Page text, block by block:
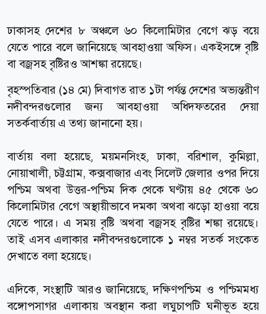
ঢাকাসহ দেশের ৮ অঞ্চলে ৬০ কিলোমিটার বেগে ঝড় বয়ে
যেতে পারে বলে জানিয়েছে আবহাওয়া অফিস। একইসঙ্গে বৃষ্টি
বা বজ্রসহ বৃষ্টিরও আশঙ্কা রয়েছে।
বৃহস্পতিবার (১৪ মে) দিবাগত রাত ১টা পর্যন্ত দেশের অভ্যন্তরীণ
নদীবন্দরগুলোর জন্য আবহাওয়া অধিদফতরের দেয়া
সতর্কবার্তায় এ তথ্য জানানো হয়।
বার্তায় বলা হয়েছে, ময়মনসিংহ, ঢাকা, বরিশাল, কুমিল্লা,
নোয়াখালী, চট্টগ্রাম, কক্সবাজার এবং সিলেট জেলার ওপর দিয়ে
পশ্চিম অথবা উত্তর-পশ্চিম দিক থেকে ঘণ্টায় ৪৫ থেকে ৬০
কিলোমিটার বেগে অস্থায়ীভাবে দমকা অথবা ঝড়ো হাওয়া বয়ে
যেতে পারে। এ সময় বৃষ্টি অথবা বজ্রসহ বৃষ্টির শঙ্কা রয়েছে।
তাই এসব এলাকার নদীবন্দরগুলোকে ১ নম্বর সতর্ক সংকেত
দেখাতে বলা হয়েছে।
এদিকে, সংস্থাটি আরও জানিয়েছে, দক্ষিণপশ্চিম ও পশ্চিমমধ্য
বঙ্গোপসাগর এলাকায় অবস্থান করা লঘুচাপটি ঘনীভূত হয়ে